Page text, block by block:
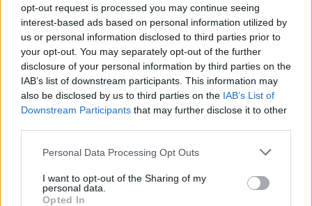
opt-out request is processed you may continue seeing
interest-based ads based on personal information utilized by
us or personal information disclosed to third parties prior to
your opt-out. You may separately opt-out of the further
disclosure of your personal information by third parties on the
IAB’s list of downstream participants. This information may
also be disclosed by us to third parties on the IAB’s List of
Downstream Participants that may further disclose it to other
Personal Data Processing Opt Outs
I want to opt-out of the Sharing of my
personal data.
Opted In
Γκουτέρες: Άμεσος τερματισμός των επιθέσεων κατά
αμάχων σε Ουκρανία και Ρωσία
21:26
Αδιάκοπες οι ροές μεταναστών στην Κρήτη: Νέα
«καραβιά» στον Τσούτσουρα - Ανάμεσά τους γυναίκες
και μικρά παιδιά